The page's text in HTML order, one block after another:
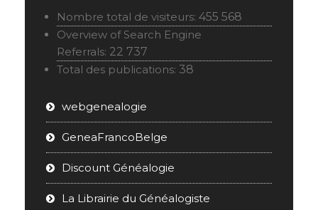
Nombre total de visiteurs: 455 568
Overview of Search Engine
Referrals: 22 737
Total des publications: 38
webgenealogie
GeneaFrancoBelge
Discount Généalogie
La Librairie du Généalogiste